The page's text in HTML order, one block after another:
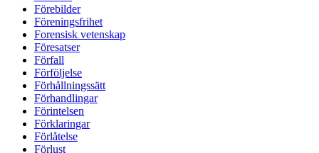
Förebilder
Föreningsfrihet
Forensisk vetenskap
Föresatser
Förfall
Förföljelse
Förhållningssätt
Förhandlingar
Förintelsen
Förklaringar
Förlåtelse
Förlust